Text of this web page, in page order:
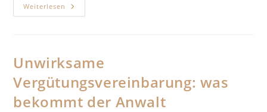
Weiterlesen Gesetz
Zur
Unwirksame
Vergütungsvereinbarung: was
bekommt der Anwalt